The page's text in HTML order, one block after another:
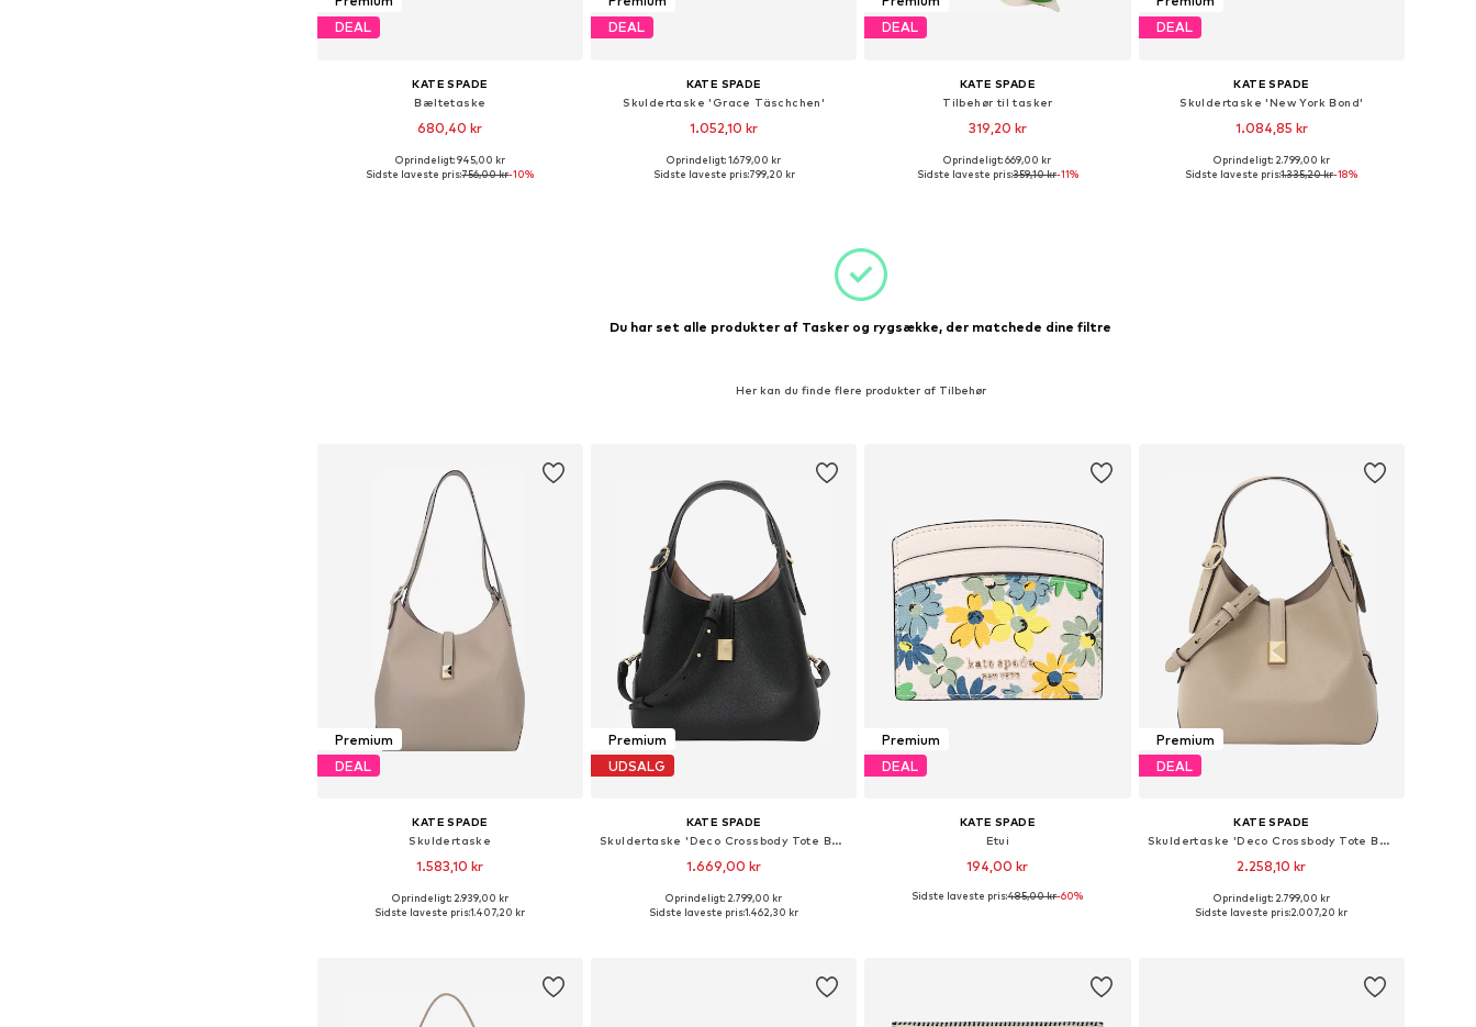
DEAL
KATE SPADE
Bæltetaske
680,40 kr
Tilgængelige størrelser: S/M, L/XL
Oprindeligt: 945,00 kr
Sidste laveste pris:756,00 kr-10%
DEAL
KATE SPADE
Skuldertaske 'Grace Täschchen'
1.052,10 kr
Tilgængelige størrelser: One Size
Oprindeligt: 1.679,00 kr
Sidste laveste pris:799,20 kr
DEAL
KATE SPADE
Tilbehør til tasker
319,20 kr
Tilgængelige størrelser: One Size
Oprindeligt: 669,00 kr
Sidste laveste pris:359,10 kr-11%
DEAL
KATE SPADE
Skuldertaske 'New York Bond'
1.084,85 kr
Tilgængelige størrelser: One Size
Oprindeligt: 2.799,00 kr
Sidste laveste pris:1.335,20 kr-18%
Du har set alle produkter af Tasker og rygsække, der matchede dine filtre
Her kan du finde flere produkter af Tilbehør
Premium
DEAL
KATE SPADE
Skuldertaske
1.583,10 kr
Tilgængelige størrelser: One Size
Oprindeligt: 2.939,00 kr
Sidste laveste pris:1.407,20 kr
Premium
UDSALG
KATE SPADE
Skuldertaske 'Deco Crossbody Tote Bag'
1.669,00 kr
Tilgængelige størrelser: One Size
Oprindeligt: 2.799,00 kr
Sidste laveste pris:1.462,30 kr
Premium
DEAL
KATE SPADE
Etui
194,00 kr
Tilgængelige størrelser: One Size
Sidste laveste pris:485,00 kr-60%
Premium
DEAL
KATE SPADE
Skuldertaske 'Deco Crossbody Tote Bag'
2.258,10 kr
Tilgængelige størrelser: One Size
Oprindeligt: 2.799,00 kr
Sidste laveste pris:2.007,20 kr